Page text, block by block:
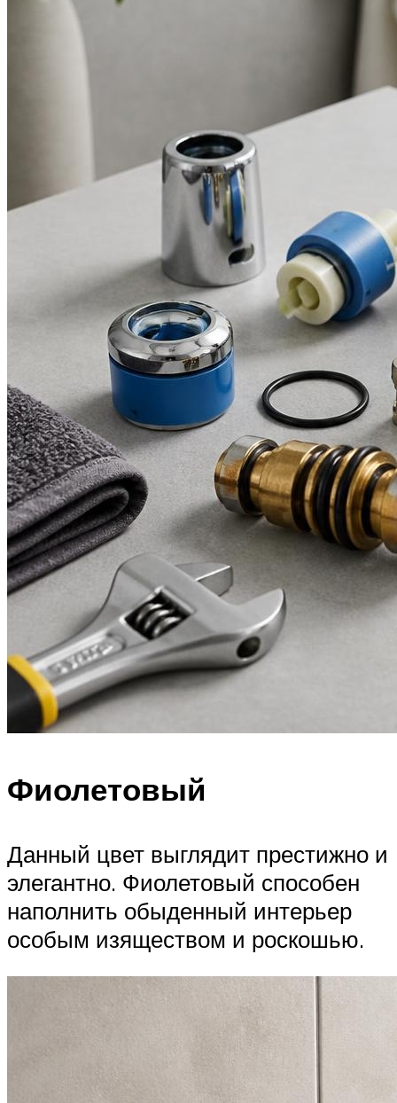
Фиолетовый
Данный цвет выглядит престижно и
элегантно. Фиолетовый способен
наполнить обыденный интерьер
особым изяществом и роскошью.